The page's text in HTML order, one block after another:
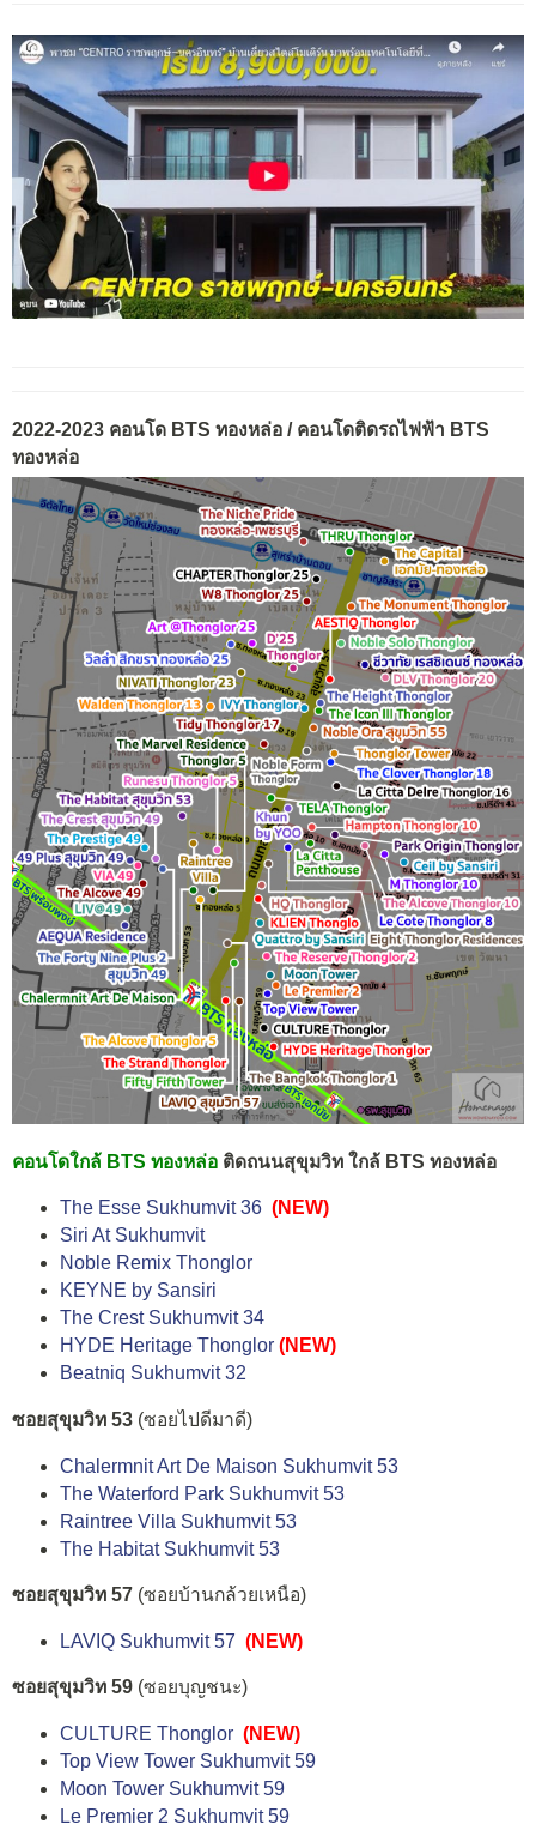
2022-2023 คอนโด BTS ทองหล่อ / คอนโดติดรถไฟฟ้า BTS
ทองหล่อ
คอนโดใกล้ BTS ทองหล่อ ติดถนนสุขุมวิท ใกล้ BTS ทองหล่อ
The Esse Sukhumvit 36 (NEW)
Siri At Sukhumvit
Noble Remix Thonglor
KEYNE by Sansiri
The Crest Sukhumvit 34
HYDE Heritage Thonglor (NEW)
Beatniq Sukhumvit 32
ซอยสุขุมวิท 53 (ซอยไปดีมาดี)
Chalermnit Art De Maison Sukhumvit 53
The Waterford Park Sukhumvit 53
Raintree Villa Sukhumvit 53
The Habitat Sukhumvit 53
ซอยสุขุมวิท 57 (ซอยบ้านกล้วยเหนือ)
LAVIQ Sukhumvit 57 (NEW)
ซอยสุขุมวิท 59 (ซอยบุญชนะ)
CULTURE Thonglor (NEW)
Top View Tower Sukhumvit 59
Moon Tower Sukhumvit 59
Le Premier 2 Sukhumvit 59